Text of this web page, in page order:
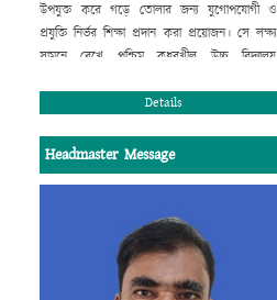
উপযুক্ত করে গড়ে তোলার জন্য যুগোপযোগী ও
প্রযুক্তি নির্ভর শিক্ষা প্রদান করা প্রয়োজন। সে লক্ষ্য
সামনে রেখে পশ্চিম কধুরখীল উচ্চ বিদ্যালয়
সামগ্রিক চিত্র ফুটে উঠবে। আমি সবার সহযোগিতা ও
পশ্চিম কধুরখীল উচ্চ বিদ্যালয় পরিচালনা পর্ষদ।
Details
Headmaster Message